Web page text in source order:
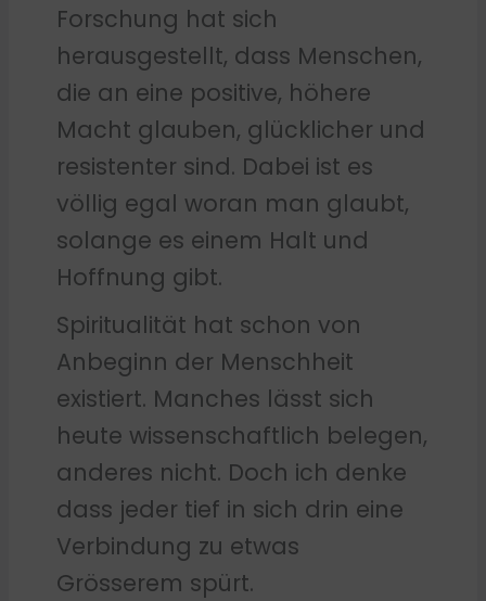
Forschung hat sich
herausgestellt, dass Menschen,
die an eine positive, höhere
Macht glauben, glücklicher und
resistenter sind. Dabei ist es
völlig egal woran man glaubt,
solange es einem Halt und
Hoffnung gibt.
Spiritualität hat schon von
Anbeginn der Menschheit
existiert. Manches lässt sich
heute wissenschaftlich belegen,
anderes nicht. Doch ich denke
dass jeder tief in sich drin eine
Verbindung zu etwas
Grösserem spürt.